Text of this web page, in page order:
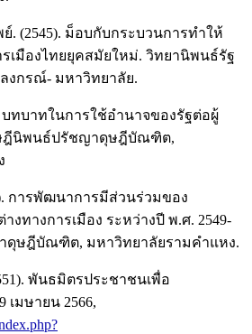
. (2545). ม็อบกับกระบวนการทำให้
เมืองไทยยุคสมัยใหม่. วิทยานิพนธ์รัฐ
กรณ์- มหาวิทยาลัย.
บทบาทในการใช้อำนาจของรัฐต่อผู้
ฎีนิพนธ์ปรัชญาดุษฎีบัณฑิต,
การพัฒนาการมีส่วนร่วมของ
ทางการเมือง ระหว่างปี พ.ศ. 2549-
ดุษฎีบัณฑิต, มหาวิทยาลัยรามคำแหง.
พันธมิตรประชาชนเพื่อ
เมษายน 2566,